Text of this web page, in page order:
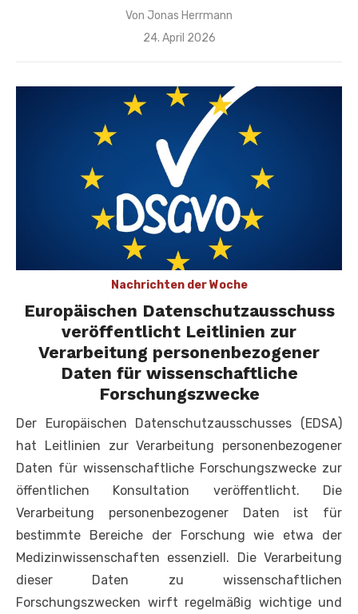
Von Jonas Herrmann
Veröffentlicht
24. April 2026
Nachrichten der Woche
Europäischen Datenschutzausschuss
veröffentlicht Leitlinien zur
Verarbeitung personenbezogener
Daten für wissenschaftliche
Forschungszwecke
Der Europäischen Datenschutzausschusses (EDSA)
hat Leitlinien zur Verarbeitung personenbezogener
Daten für wissenschaftliche Forschungszwecke zur
öffentlichen Konsultation veröffentlicht. Die
Verarbeitung personenbezogener Daten ist für
bestimmte Bereiche der Forschung wie etwa der
Medizinwissenschaften essenziell. Die Verarbeitung
dieser Daten zu wissenschaftlichen
Forschungszwecken wirft regelmäßig wichtige und